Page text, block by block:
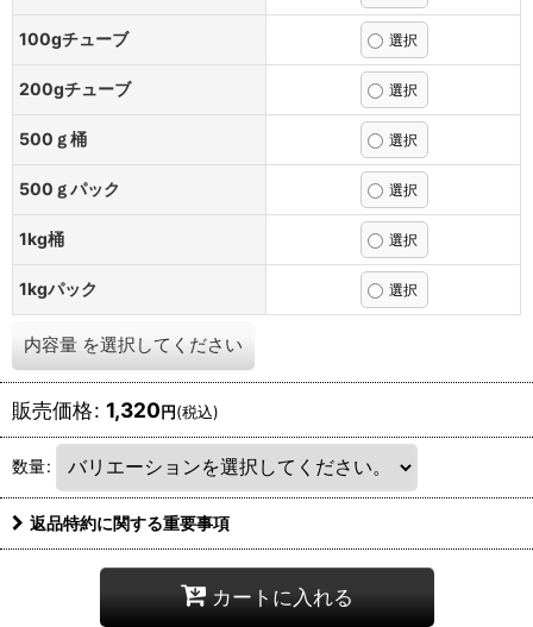
100gチューブ
200gチューブ
500ｇ桶
500ｇパック
1kg桶
1kgパック
内容量 を選択してください
販売価格: 1,320円(税込)
数量:
返品特約に関する重要事項
カートに入れる